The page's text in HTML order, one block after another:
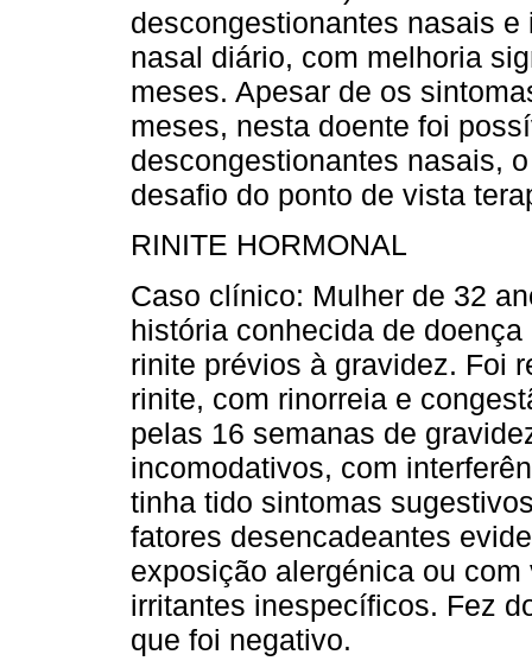
descongestionantes nasais
nasal diário, com melhoria
meses. Apesar de os
meses, nesta doente foi
descongestionantes nasais,
desafio do ponto de vista
RINITE HORMONAL
Caso clínico: Mulher de 32
história conhecida de
rinite prévios à gravidez. Foi
rinite, com rinorreia e
pelas 16 semanas de
incomodativos, com
tinha tido sintomas
fatores desencadeantes
exposição alergénica ou
irritantes inespecíficos. Fez
que foi negativo.